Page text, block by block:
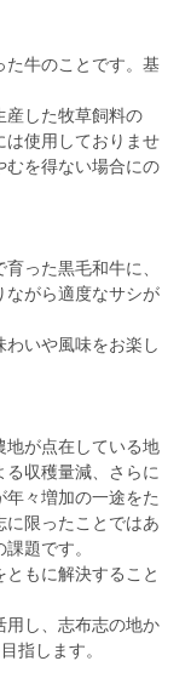
た牛のことです。基
産した牧草飼料の
は使用しておりませ
むを得ない場合にの
った黒毛和牛に、
ながら適度なサシが
いや風味をお楽し
地が点在している地
収穫量減、さらに
々増加の一途をた
に限ったことではあ
題です。
もに解決すること
用し、志布志の地か
指します。